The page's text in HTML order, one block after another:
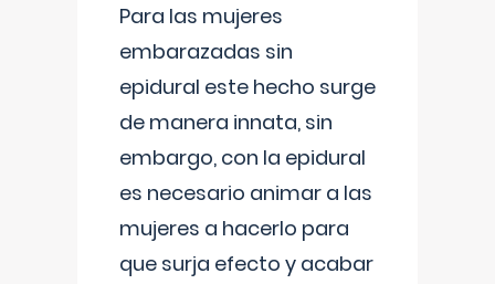
Para las mujeres
embarazadas sin
epidural este hecho surge
de manera innata, sin
embargo, con la epidural
es necesario animar a las
mujeres a hacerlo para
que surja efecto y acabar